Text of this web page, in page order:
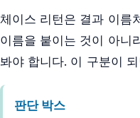
체이스 리턴은 결과 이름
이름을 붙이는 것이 아니
봐야 합니다. 이 구분이
판단 박스